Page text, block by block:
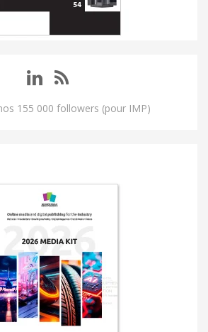
155 000 followers (pour IMP)